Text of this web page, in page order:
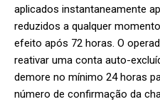
aplicados instantaneamente
reduzidos a qualquer
efeito após 72 horas. O
reativar uma conta auto-
demore no mínimo 24 horas
número de confirmação da